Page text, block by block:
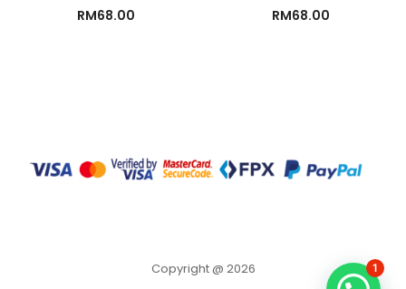
RM68.00 RM68.00
Copyright @ 2026 1